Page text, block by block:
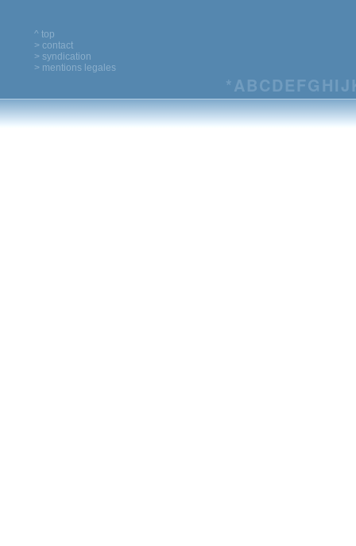
^ top
> contact
> syndication
> mentions legales
*ABCDEFG HIJ